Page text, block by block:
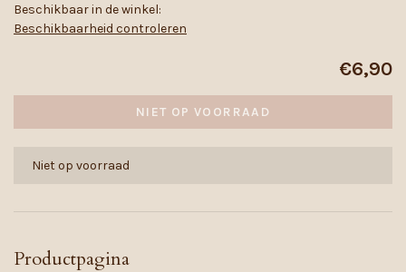
Beschikbaar in de winkel:
Beschikbaarheid controleren
€6,90
NIET OP VOORRAAD
Niet op voorraad
Productpagina